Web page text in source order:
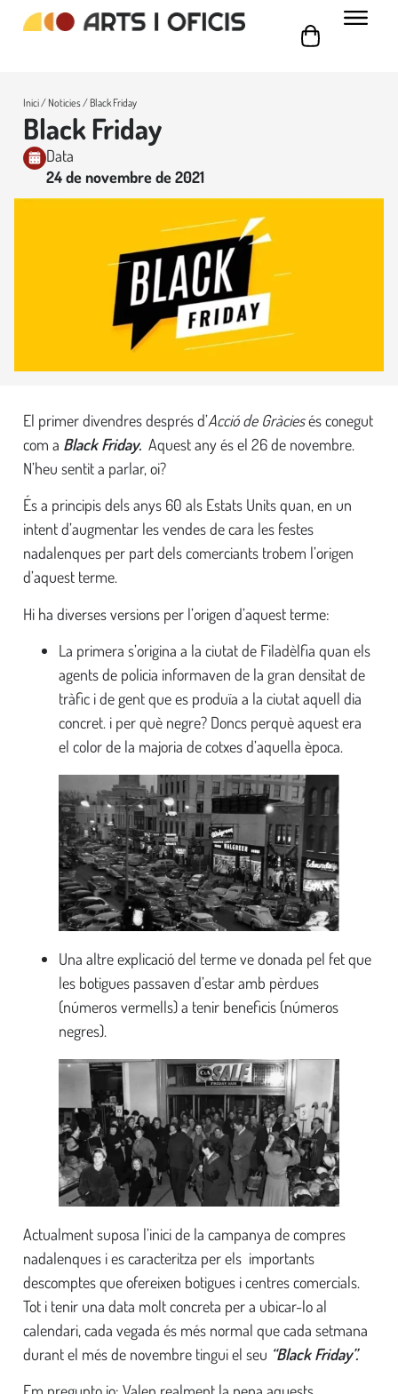
Inici/ Noticies/ Black Friday
Black Friday
Data
24 de novembre de 2021
El primer divendres després d’Acció de Gràciesés conegut
com a Black Friday. Aquest any és el 26 de novembre.
N’heu sentit a parlar, oi?
És a principis dels anys 60 als Estats Units quan, en un
intent d’augmentar les vendes de cara les festes
nadalenques per part dels comerciants trobem l’origen
d’aquest terme.
Hi ha diverses versions per l’origen d’aquest terme:
La primera s’origina a la ciutat de Filadèlfia quan els
agents de policia informaven de la gran densitat de
tràfic i de gent que es produïa a la ciutat aquell dia
concret. i per què negre? Doncs perquè aquest era
el color de la majoria de cotxes d’aquella època.
Una altre explicació del terme ve donada pel fet que
les botigues passaven d’estar amb pèrdues
(números vermells) a tenir beneficis (números
negres).
Actualment suposa l’inici de la campanya de compres
nadalenques i es caracteritza per els importants
descomptes que ofereixen botigues i centres comercials.
Tot i tenir una data molt concreta per a ubicar-lo al
calendari, cada vegada és més normal que cada setmana
durant el més de novembre tingui el seu “Black Friday”.